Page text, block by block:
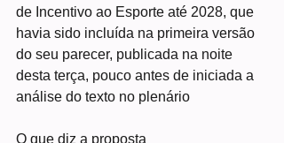
de Incentivo ao Esporte até 2028, que
havia sido incluída na primeira versão
do seu parecer, publicada na noite
desta terça, pouco antes de iniciada a
análise do texto no plenário
O que diz a proposta